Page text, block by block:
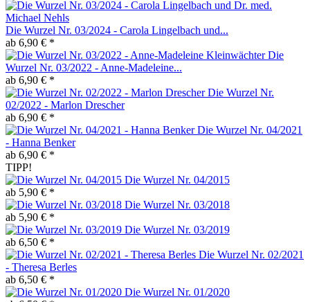
Die Wurzel Nr. 03/2024 - Carola Lingelbach und...
ab 6,90 € *
Die
Wurzel Nr. 03/2022 - Anne-Madeleine...
ab 6,90 € *
Die Wurzel Nr.
02/2022 - Marlon Drescher
ab 6,90 € *
Die Wurzel Nr. 04/2021
- Hanna Benker
ab 6,90 € *
TIPP!
Die Wurzel Nr. 04/2015
ab 5,90 € *
Die Wurzel Nr. 03/2018
ab 5,90 € *
Die Wurzel Nr. 03/2019
ab 6,50 € *
Die Wurzel Nr. 02/2021
- Theresa Berles
ab 6,50 € *
Die Wurzel Nr. 01/2020